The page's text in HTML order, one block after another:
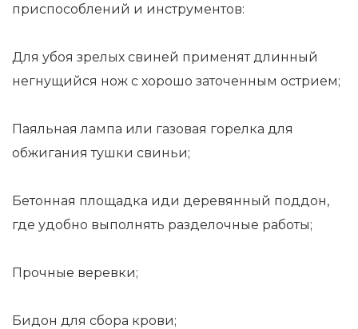
приспособлений и инструментов:
Для убоя зрелых свиней применят длинный
негнущийся нож с хорошо заточенным острием;
Паяльная лампа или газовая горелка для
обжигания тушки свиньи;
Бетонная площадка иди деревянный поддон,
где удобно выполнять разделочные работы;
Прочные веревки;
Бидон для сбора крови;